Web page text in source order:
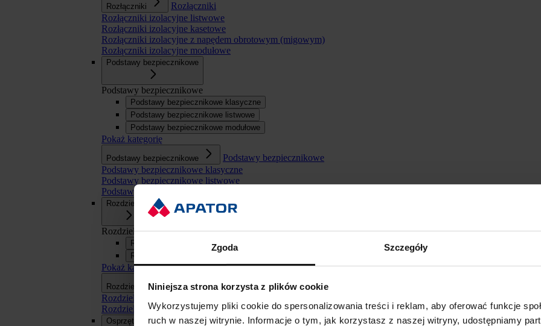
Zgoda Szczegóły
Niniejsza strona korzysta z plików cookie
Wykorzystujemy pliki cookie do spersonalizowania treści i reklam, aby oferować funkcje
ruch w naszej witrynie. Informacje o tym, jak korzystasz z naszej witryny, udostępniamy
Rozłączniki
Rozłączniki
Rozłączniki izolacyjne listwowe
Rozłączniki izolacyjne kasetowe
Rozłączniki izolacyjne z napędem obrotowym (migowym)
Rozłączniki izolacyjne modułowe
Podstawy bezpiecznikowe
Podstawy bezpiecznikowe
Podstawy bezpiecznikowe klasyczne
Podstawy bezpiecznikowe listwowe
Podstawy bezpiecznikowe modułowe
Pokaż kategorię
Podstawy bezpiecznikowe
Podstawy bezpiecznikowe
Podstawy bezpiecznikowe klasyczne
Podstawy bezpiecznikowe listwowe
Podstawy bezpiecznikowe modułowe
Rozdzielnice
Rozdzielnice
Rozdzielnice SN
Rozdzielnice nn
Pokaż kategorię
Rozdzielnice
Rozdzielnice
Rozdzielnice SN
Rozdzielnice nn
Osprzęt